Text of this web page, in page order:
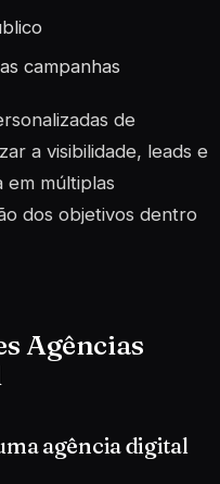
campanhas
de
a visibilidade, leads e
em múltiplas
dos objetivos dentro
Agências
agência digital